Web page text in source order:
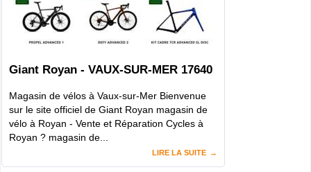
Giant Royan - VAUX-SUR-MER 17640
Magasin de vélos à Vaux-sur-Mer Bienvenue
sur le site officiel de Giant Royan magasin de
vélo à Royan - Vente et Réparation Cycles à
Royan ? magasin de...
LIRE LA SUITE